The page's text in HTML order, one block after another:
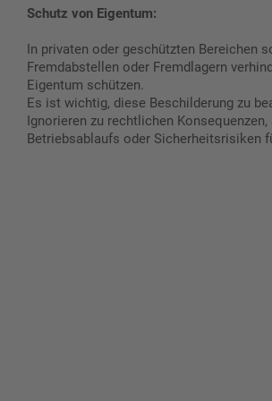
Schutz von Eigentum:
In privaten oder geschützten Bereichen
Fremdabstellen oder Fremdlagern
Eigentum schützen.
Es ist wichtig, diese Beschilderung zu
Ignorieren zu rechtlichen Konsequenzen,
Betriebsablaufs oder Sicherheitsrisiken